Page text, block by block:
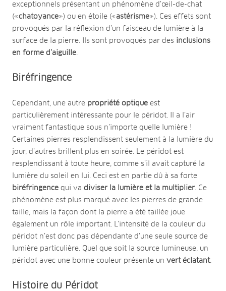
exceptionnels présentant un phénomène d’œil-de-chat
(«chatoyance») ou en étoile (« astérisme»). Ces effets sont
provoqués par la réflexion d’un faisceau de lumière à la
surface de la pierre. Ils sont provoqués par des inclusions
en forme d’aiguille
Biréfringence
Cependant, une autre propriété optique est
particulièrement intéressante pour le péridot. Il a l’air
vraiment fantastique sous n’importe quelle lumière !
Certaines pierres resplendissent seulement à la lumière du
jour, d’autres brillent plus en soirée. Le péridot est
resplendissant à toute heure, comme s’il avait capturé la
lumière du soleil en lui. Ceci est en partie dû à sa forte
biréfringence qui va diviser la lumière et la multiplier . Ce
phénomène est plus marqué avec les pierres de grande
taille, mais la façon dont la pierre a été taillée joue
également un rôle important. L’intensité de la couleur du
péridot n’est donc pas dépendante d’une seule source de
lumière particulière. Quel que soit la source lumineuse, un
péridot avec une bonne couleur présente un vert éclatant.
Histoire du Péridot